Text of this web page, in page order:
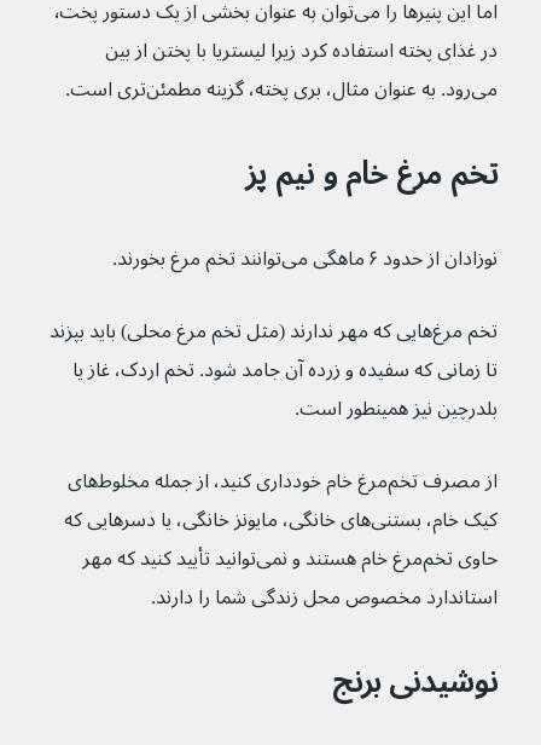
در غذای پخته استفاده کرد زیرا لیستریا با پختن از بین
می‌رود. به عنوان مثال، بری پخته، گزینه مطمئن‌تری است.
تخم مرغ خام و نیم پز
نوزادان از حدود ۶ ماهگی می‌توانند تخم مرغ بخورند.
تخم مرغ‌هایی که مهر ندارند (مثل تخم مرغ محلی) باید بپزند
تا زمانی که سفیده و زرده آن جامد شود. تخم اردک، غاز یا
بلدرچین نیز همینطور است.
از مصرف تخم‌مرغ خام خودداری کنید، از جمله مخلوط‌های
کیک خام، بستنی‌های خانگی، مایونز خانگی، یا دسرهایی که
حاوی تخم‌مرغ خام هستند و نمی‌توانید تأیید کنید که مهر
استاندارد مخصوص محل زندگی شما را دارند.
نوشیدنی برنج